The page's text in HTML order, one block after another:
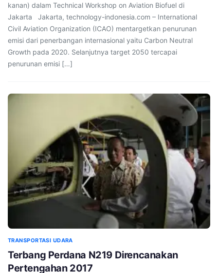
kanan) dalam Technical Workshop on Aviation Biofuel di
Jakarta Jakarta, technology-indonesia.com – International
Civil Aviation Organization (ICAO) mentargetkan penurunan
emisi dari penerbangan internasional yaitu Carbon Neutral
Growth pada 2020. Selanjutnya target 2050 tercapai
penurunan emisi […]
TRANSPORTASI UDARA
Terbang Perdana N219 Direncanakan
Pertengahan 2017